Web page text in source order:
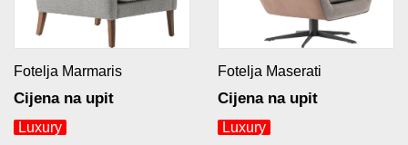
Fotelja Marmaris
Cijena na upit
Luxury
Fotelja Maserati
Cijena na upit
Luxury